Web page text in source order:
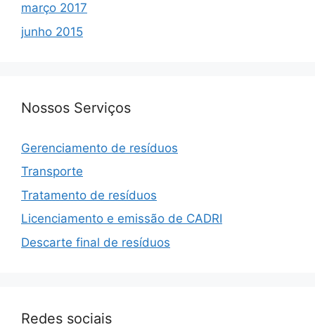
março 2017
junho 2015
Nossos Serviços
Gerenciamento de resíduos
Transporte
Tratamento de resíduos
Licenciamento e emissão de CADRI
Descarte final de resíduos
Redes sociais